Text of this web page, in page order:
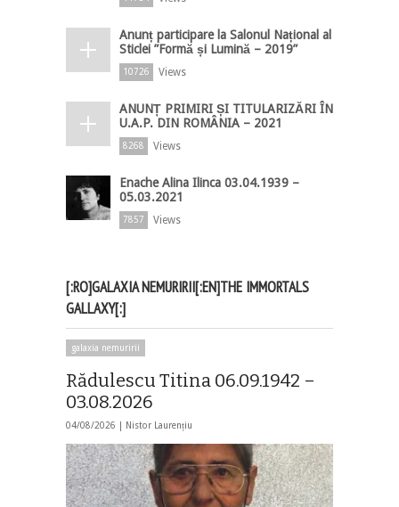
Anunț participare la Salonul Național al
Sticlei ”Formă și Lumină – 2019”
10726 Views
ANUNȚ PRIMIRI ȘI TITULARIZĂRI ÎN
U.A.P. DIN ROMÂNIA – 2021
8268 Views
Enache Alina Ilinca 03.04.1939 –
05.03.2021
7857 Views
[:RO]GALAXIA NEMURIRII[:EN]THE IMMORTALS
GALLAXY[:]
galaxia nemuririi
Rădulescu Titina 06.09.1942 –
03.08.2026
04/08/2026 | Nistor Laurențiu